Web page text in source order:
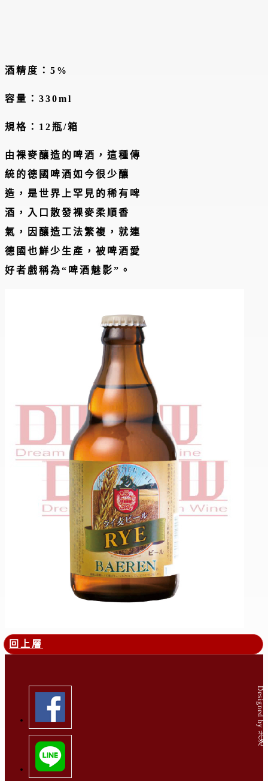
酒精度：5%
容量：330ml
規格：12瓶/箱
由裸麥釀造的啤酒，這種傳
統的德國啤酒如今很少釀
造，是世界上罕見的稀有啤
酒，入口散發裸麥柔順香
氣，因釀造工法繁複，就連
德國也鮮少生產，被啤酒愛
好者戲稱為“啤酒魅影”。
回上層
Designed by 米洛